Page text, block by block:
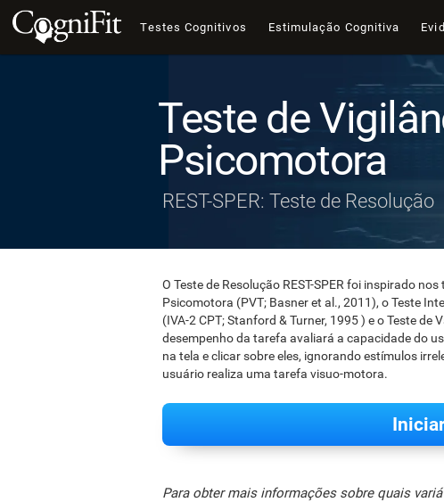
Testes Cognitivos Estimulação Cognitiva
Teste de
Psicomotora
REST-SPER: Teste de Resolução
O Teste de Resolução REST-SPER foi inspirado
Psicomotora (PVT; Basner et al., 2011), o Teste
(IVA-2 CPT; Stanford & Turner, 1995 ) e o Teste de
desempenho da tarefa avaliará a capacidade do
na tela e clicar sobre eles, ignorando estímulos
usuário realiza uma tarefa visuo-motora.
Para obter mais informações sobre quais